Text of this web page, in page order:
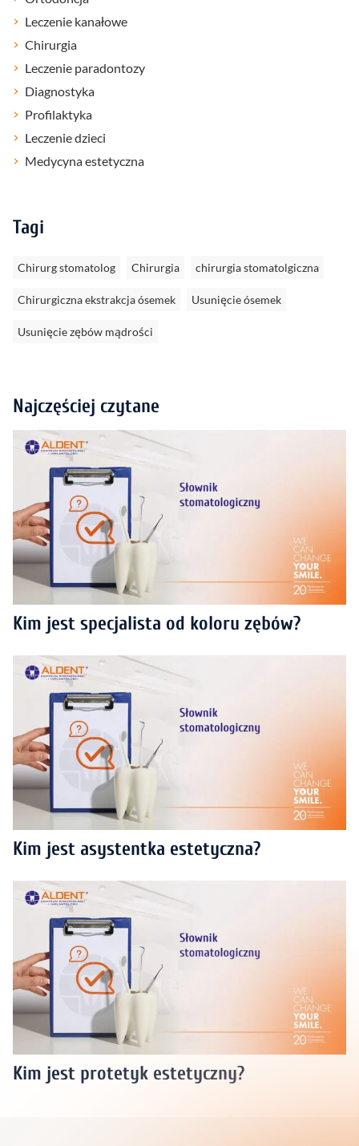
Leczenie kanałowe
Chirurgia
Leczenie paradontozy
Diagnostyka
Profilaktyka
Leczenie dzieci
Medycyna estetyczna
Tagi
Chirurg stomatolog Chirurgia chirurgia stomatolgiczna
Chirurgiczna ekstrakcja ósemek Usunięcie ósemek
Usunięcie zębów mądrości
Najczęściej czytane
Kim jest specjalista od koloru zębów?
Kim jest asystentka estetyczna?
Kim jest protetyk estetyczny?